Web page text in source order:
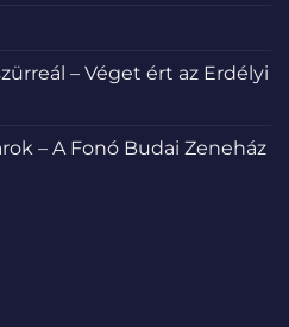
– Véget ért az Erdélyi
– A Fonó Budai Zeneház